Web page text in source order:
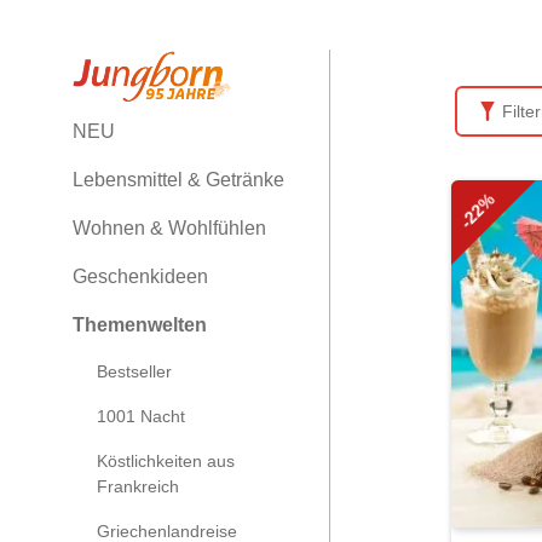
NEU
Lebensmittel & Getränke
Wohnen & Wohlfühlen
Geschenkideen
Themenwelten
Bestseller
1001 Nacht
Köstlichkeiten aus
Frankreich
Griechenlandreise
-22%